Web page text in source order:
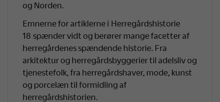
og Norden.
Emnerne for artiklerne i Herregårdshistorie
18 spænder vidt og berører mange facetter af
herregårdenes spændende historie. Fra
arkitektur og herregårdsbyggerier til adelsliv og
tjenestefolk, fra herregårdshaver, mode, kunst
og porcelæn til formidling af
herregårdshistorien.